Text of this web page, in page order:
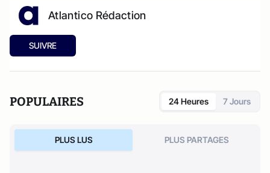
Atlantico Rédaction
SUIVRE
POPULAIRES 24 Heures 7 Jours
PLUS LUS PLUS PARTAGES